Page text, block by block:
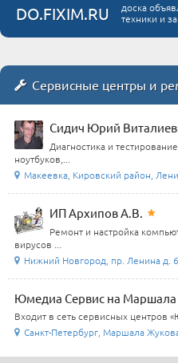
DO.FIXIM.RU
доска
техники и
Сервисные центры и
Сидич Юрий
Диагностика и
ноутбуков,...
Макеевка, Кировский район,
ИП Архипов А.В.
Ремонт и настройка
вирусов ...
Нижний Новгород, пр. Ленина д.
Юмедиа Сервис на
Входит в сеть сервисных центров
Санкт-Петербург, Маршала Жукова